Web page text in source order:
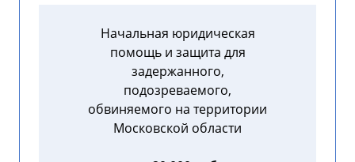
Начальная юридическая
помощь и защита для
задержанного,
подозреваемого,
обвиняемого на территории
Московской области